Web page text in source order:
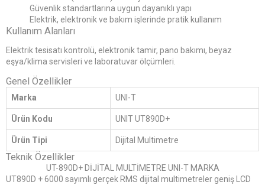
Güvenlik standartlarına uygun dayanıklı yapı
Elektrik, elektronik ve bakım işlerinde pratik kullanım
Kullanım Alanları
Elektrik tesisatı kontrolü, elektronik tamir, pano bakımı, beyaz
eşya/klima servisleri ve laboratuvar ölçümleri.
Genel Özellikler
Marka UNI-T
Ürün Kodu UNIT UT890D+
Ürün Tipi Dijital Multimetre
Teknik Özellikler
UT-890D+ DİJİTAL MULTİMETRE UNI-T MARKA
UT890D + 6000 sayımlı gerçek RMS dijital multimetreler geniş LCD